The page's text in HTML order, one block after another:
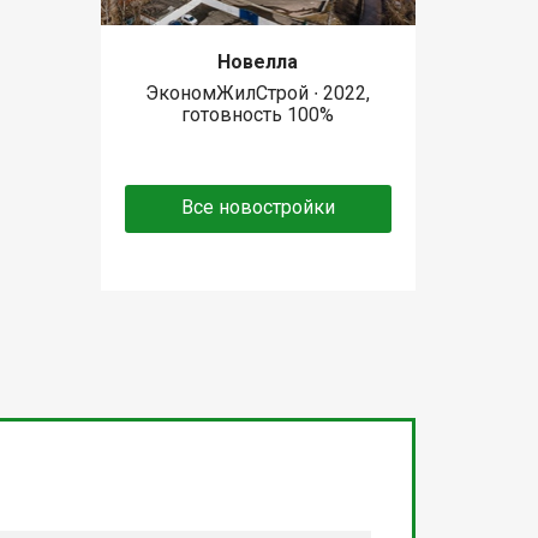
Новелла
ЭкономЖилСтрой ∙ 2022,
готовность 100%
Все новостройки